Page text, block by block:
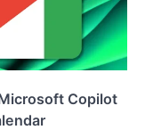
Copilot